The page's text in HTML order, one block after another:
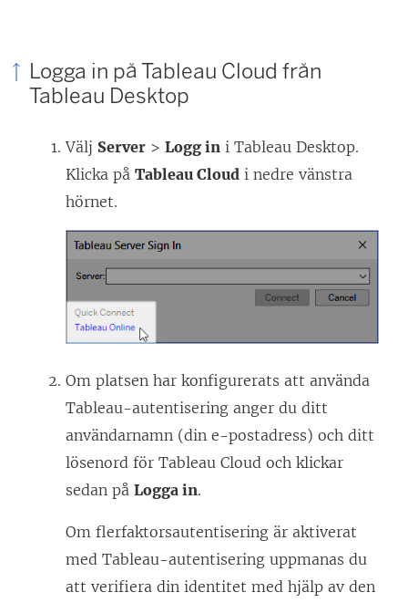
s
t
t
y
t
f
ö
Logga in på Tableau Cloud från
Tableau Desktop
Välj Server > Logg in i Tableau Desktop.
Klicka på Tableau Cloud i nedre vänstra
hörnet.
Om platsen har konfigurerats att använda
Tableau-autentisering anger du ditt
användarnamn (din e-postadress) och ditt
lösenord för Tableau Cloud och klickar
sedan på Logga in.
Om flerfaktorsautentisering är aktiverat
med Tableau-autentisering uppmanas du
att verifiera din identitet med hjälp av den